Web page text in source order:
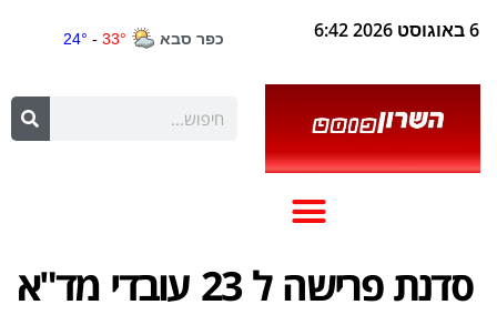
6 באוגוסט 2026 6:42
סדנת פרישה ל 23 עובדי מד"א